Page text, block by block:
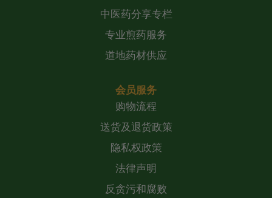
中医药分享专栏
专业煎药服务
道地药材供应
会员服务
购物流程
送货及退货政策
隐私权政策
法律声明
反贪污和腐败